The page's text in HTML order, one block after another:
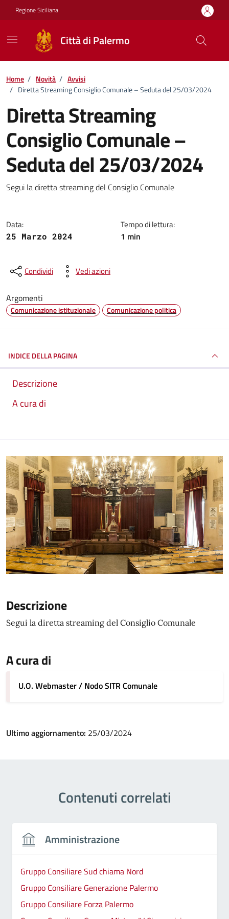
Vai ai contenuti
Vai al footer
Regione Siciliana
Città di Palermo
Home / Novità / Avvisi
/ Diretta Streaming Consiglio Comunale – Seduta del 25/03/2024
Diretta Streaming
Consiglio Comunale –
Seduta del 25/03/2024
Dettagli della notizia
Segui la diretta streaming del Consiglio Comunale
Data:
25 Marzo 2024
Tempo di lettura:
1 min
Condividi Vedi azioni
Argomenti
Comunicazione istituzionale Comunicazione politica
INDICE DELLA PAGINA
Descrizione
A cura di
Descrizione
Segui la diretta streaming del Consiglio Comunale
A cura di
U.O. Webmaster / Nodo SITR Comunale
Ultimo aggiornamento: 25/03/2024
Contenuti correlati
Amministrazione
Gruppo Consiliare Sud chiama Nord
Gruppo Consiliare Generazione Palermo
Gruppo Consiliare Forza Palermo